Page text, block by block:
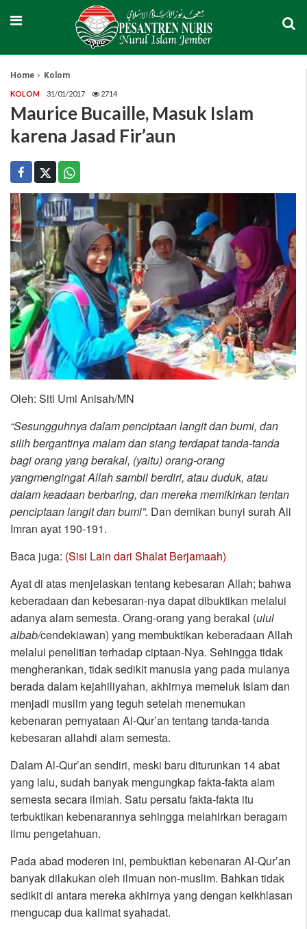
Home Kolom
KOLOM 31/01/2017 2714
Maurice Bucaille, Masuk Islam
karena Jasad Fir’aun
Oleh: Siti Umi Anisah/MN
“Sesungguhnya dalam penciptaan langit dan bumi, dan
silih bergantinya malam dan siang terdapat tanda-tanda
bagi orang yang berakal, (yaitu) orang-orang
yangmengingat Allah sambil berdiri, atau duduk, atau
dalam keadaan berbaring, dan mereka memikirkan tentan
penciptaan langit dan bumi”. Dan demikan bunyi surah Ali
Imran ayat 190-191.
Baca juga: (Sisi Lain dari Shalat Berjamaah)
Ayat di atas menjelaskan tentang kebesaran Allah; bahwa
keberadaan dan kebesaran-nya dapat dibuktikan melalui
adanya alam semesta. Orang-orang yang berakal (ulul
albab/cendekiawan) yang membuktikan keberadaan Allah
melalui penelitian terhadap ciptaan-Nya. Sehingga tidak
mengherankan, tidak sedikit manusia yang pada mulanya
berada dalam kejahiliyahan, akhirnya memeluk Islam dan
menjadi muslim yang teguh setelah menemukan
kebenaran pernyataan Al-Qur’an tentang tanda-tanda
kebesaran allahdi alam semesta.
Dalam Al-Qur’an sendiri, meski baru diturunkan 14 abat
yang lalu, sudah banyak mengungkap fakta-fakta alam
semesta secara ilmiah. Satu persatu fakta-fakta itu
terbuktikan kebenarannya sehingga melahirkan beragam
ilmu pengetahuan.
Pada abad moderen ini, pembuktian kebenaran Al-Qur’an
banyak dilakukan oleh ilmuan non-muslim. Bahkan tidak
sedikit di antara mereka akhirnya yang dengan keikhlasan
mengucap dua kalimat syahadat.